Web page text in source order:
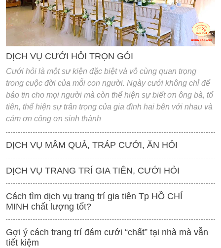
DỊCH VỤ CƯỚI HỎI TRỌN GÓI
Cưới hỏi là một sư kiện đặc biệt và vô cùng quan trọng
trong cuộc đời của mỗi con người. Ngày cưới không chỉ để
báo tin cho mọi người mà còn thể hiện sự biết ơn ông bà, tổ
tiên, thể hiện sự trân trọng của gia đình hai bên với nhau và
cảm ơn công ơn sinh thành
DỊCH VỤ MÂM QUẢ, TRÁP CƯỚI, ĂN HỎI
DỊCH VỤ TRANG TRÍ GIA TIÊN, CƯỚI HỎI
Cách tìm dịch vụ trang trí gia tiên Tp HỒ CHÍ
MINH chất lượng tốt?
Gợi ý cách trang trí đám cưới “chất” tại nhà mà vẫn
tiết kiệm